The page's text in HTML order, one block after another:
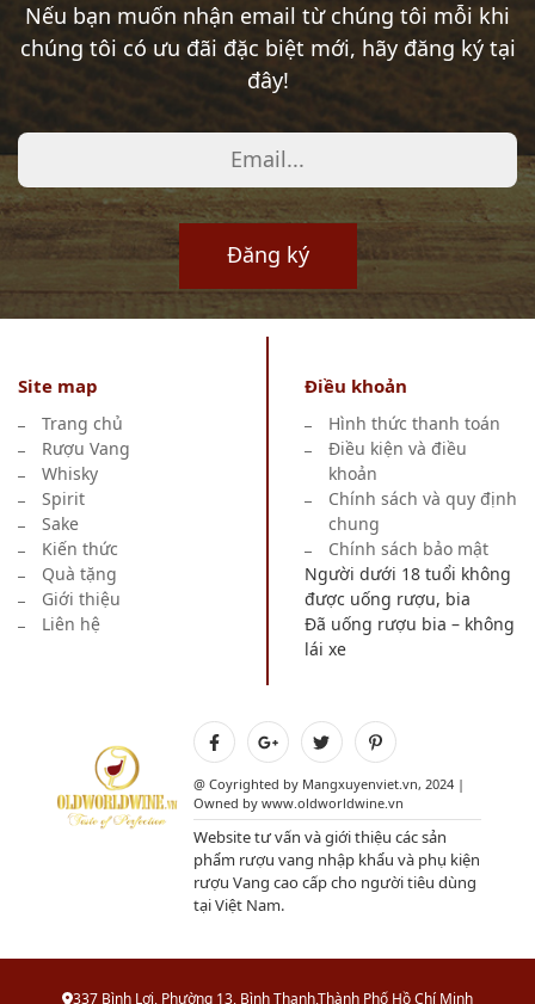
Nếu bạn muốn nhận email từ chúng tôi mỗi khi
chúng tôi có ưu đãi đặc biệt mới, hãy đăng ký tại
đây!
Đăng ký
Site map
Trang chủ
Rượu Vang
Whisky
Spirit
Sake
Kiến thức
Quà tặng
Giới thiệu
Liên hệ
@ Coyrighted by Mangxuyenviet.vn, 2024 |
Owned by www.oldworldwine.vn
Website tư vấn và giới thiệu các sản
phẩm rượu vang nhập khẩu và phụ kiện
rượu Vang cao cấp cho người tiêu dùng
tại Việt Nam.
Điều khoản
Hình thức thanh toán
Điều kiện và điều
khoản
Chính sách và quy định
chung
Chính sách bảo mật
Người dưới 18 tuổi không
được uống rượu, bia
Đã uống rượu bia – không
lái xe
337 Bình Lợi, Phường 13, Bình Thạnh,Thành Phố Hồ Chí Minh